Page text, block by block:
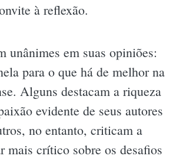
à reflexão.
unânimes em suas opiniões:
para o que há de melhor na
Alguns destacam a riqueza
evidente de seus autores
no entanto, criticam a
mais crítico sobre os desafios